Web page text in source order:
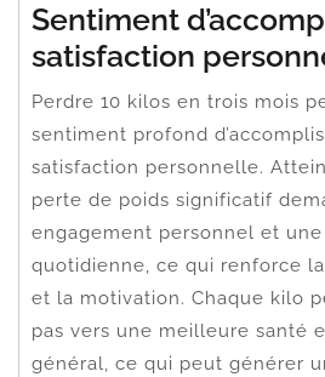
Sentiment
satisfaction
Perdre 10 kilos en trois mois
sentiment profond
satisfaction personnelle.
perte de poids significatif
engagement personnel et
quotidienne, ce qui renforce
et la motivation. Chaque kilo
pas vers une meilleure santé
général, ce qui peut générer